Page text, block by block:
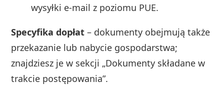
wysyłki e‑mail z poziomu PUE.
Specyfika dopłat – dokumenty obejmują także
przekazanie lub nabycie gospodarstwa;
znajdziesz je w sekcji „Dokumenty składane w
trakcie postępowania”.